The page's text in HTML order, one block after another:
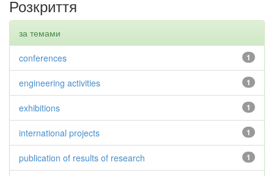
Розкриття
за темами
1
conferences
1
engineering activities
1
exhibitions
1
international projects
1
publication of results of research